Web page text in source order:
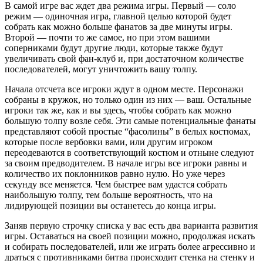
В самой игре вас ждет два режима игры. Первый — соло
режим — одиночная игра, главной целью которой будет
собрать как можно больше фанатов за две минуты игры.
Второй — почти то же самое, но при этом вашими
соперниками будут другие люди, которые также будут
увеличивать свой фан-клуб и, при достаточном количестве
последователей, могут уничтожить вашу толпу.
Начала отсчета все игроки ждут в одном месте. Персонажи
собраны в кружок, но только один из них — ваш. Остальные
игроки так же, как и вы здесь, чтобы собрать как можно
большую толпу возле себя. Эти самые потенциальные фанаты
представляют собой простые “фасолины” в белых костюмах,
которые после вербовки вами, или другим игроком
переодеваются в соответствующий костюм и отныне следуют
за своим предводителем. В начале игры все игроки равны и
количество их поклонников равно нулю. Но уже через
секунду все меняется. Чем быстрее вам удастся собрать
наибольшую толпу, тем больше вероятность, что на
лидирующей позиции вы останетесь до конца игры.
Заняв первую строчку списка у вас есть два варианта развития
игры. Оставаться на своей позиции можно, продолжая искать
и собирать последователей, или же играть более агрессивно и
драться с противниками битва происходит стенка на стенку и